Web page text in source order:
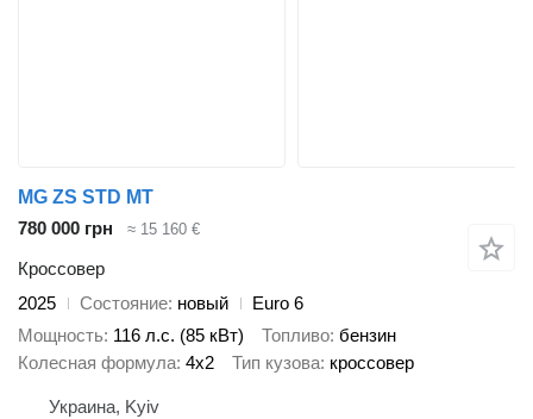
MG ZS STD MT
780 000 грн
≈ 15 160 €
Кроссовер
2025
Состояние новый
Euro 6
Мощность 116 л.с. (85 кВт) Топливо бензин
Колесная формула 4x2 Тип кузова кроссовер
Украина, Kyiv